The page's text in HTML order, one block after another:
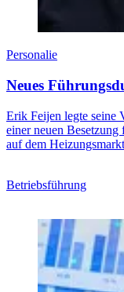
Personalie
Neues
Erik Feijen legte seine
einer neuen
auf dem
Betriebsführung